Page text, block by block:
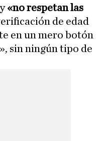
«no respetan las
de edad
en un mero botón
sin ningún tipo de